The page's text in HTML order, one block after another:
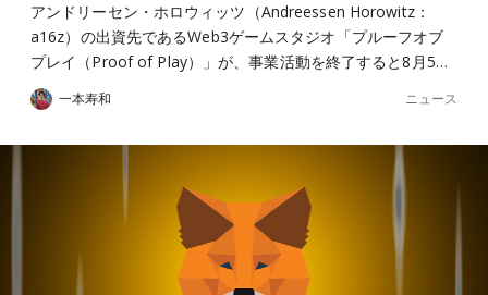
アンドリーセン・ホロウィッツ（Andreessen Horowitz：
a16z）の出資先であるWeb3ゲームスタジオ「プルーフオブ
プレイ（Proof of Play）」が、事業活動を終了すると8月5…
一本寿和 ニュース